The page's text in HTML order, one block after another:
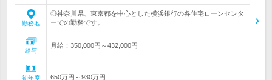
勤務地
◎神奈川県、東京都を中心とした横浜銀行の各住宅ローンセンタ
ーでの勤務です。
給与
月給：350,000円～432,000円
初年度 650万円～930万円